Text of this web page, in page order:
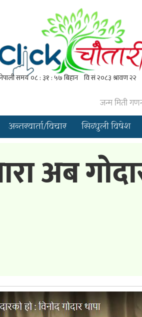
जन्म मिती
अन्तरवार्ता/विचार सिन्धुली विषेश
अब